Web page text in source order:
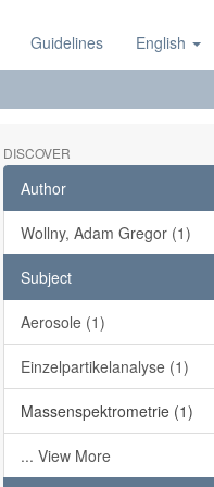
Guidelines English
DISCOVER
Author
Wollny, Adam Gregor (1)
Subject
Aerosole (1)
Einzelpartikelanalyse (1)
Massenspektrometrie (1)
... View More